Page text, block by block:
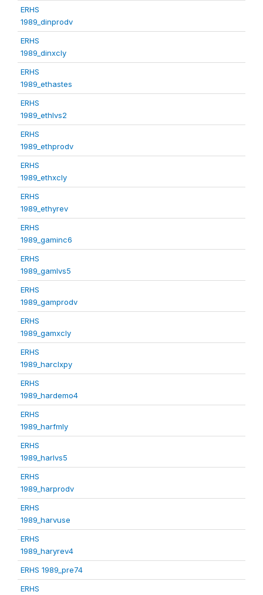
ERHS
1989_dinprodv
ERHS
1989_dinxcly
ERHS
1989_ethastes
ERHS
1989_ethlvs2
ERHS
1989_ethprodv
ERHS
1989_ethxcly
ERHS
1989_ethyrev
ERHS
1989_gaminc6
ERHS
1989_gamlvs5
ERHS
1989_gamprodv
ERHS
1989_gamxcly
ERHS
1989_harclxpy
ERHS
1989_hardemo4
ERHS
1989_harfmly
ERHS
1989_harlvs5
ERHS
1989_harprodv
ERHS
1989_harvuse
ERHS
1989_haryrev4
ERHS 1989_pre74
ERHS